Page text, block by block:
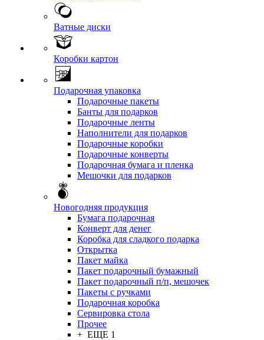
Ватные диски
Коробки картон
Подарочная упаковка
Подарочные пакеты
Банты для подарков
Подарочные ленты
Наполнители для подарков
Подарочные коробки
Подарочные конверты
Подарочная бумага и пленка
Мешочки для подарков
Новогодняя продукция
Бумага подарочная
Конверт для денег
Коробка для сладкого подарка
Открытка
Пакет майка
Пакет подарочный бумажный
Пакет подарочный п/п, мешочек
Пакеты с ручками
Подарочная коробка
Сервировка стола
Прочее
+ ЕЩЕ 1